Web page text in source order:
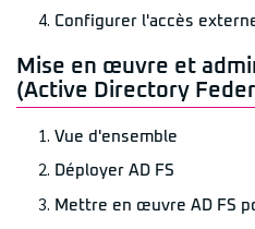
Configurer l'accès
Mise en œuvre et
(Active Directory
Vue d'ensemble
Déployer AD FS
Mettre en œuvre AD FS